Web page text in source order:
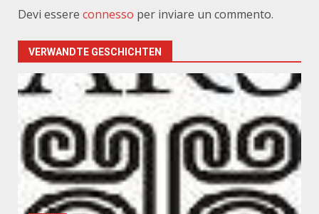
Devi essere connesso per inviare un commento.
VERWANDTE GESCHICHTEN